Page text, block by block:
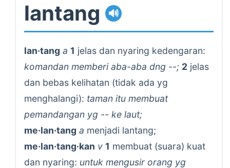
lantang 🔊
lan·tang a 1 jelas dan nyaring kedengaran:
komandan memberi aba-aba dng --; 2 jelas
dan bebas kelihatan (tidak ada yg
menghalangi): taman itu membuat
pemandangan yg -- ke laut;
me·lan·tang a menjadi lantang;
me·lan·tang·kan v 1 membuat (suara) kuat
dan nyaring: untuk mengusir orang yg